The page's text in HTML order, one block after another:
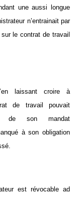
une aussi longue
n’entrainait par
le contrat de travail
laissant croire à
de travail pouvait
de son mandat
à son obligation
est révocable ad